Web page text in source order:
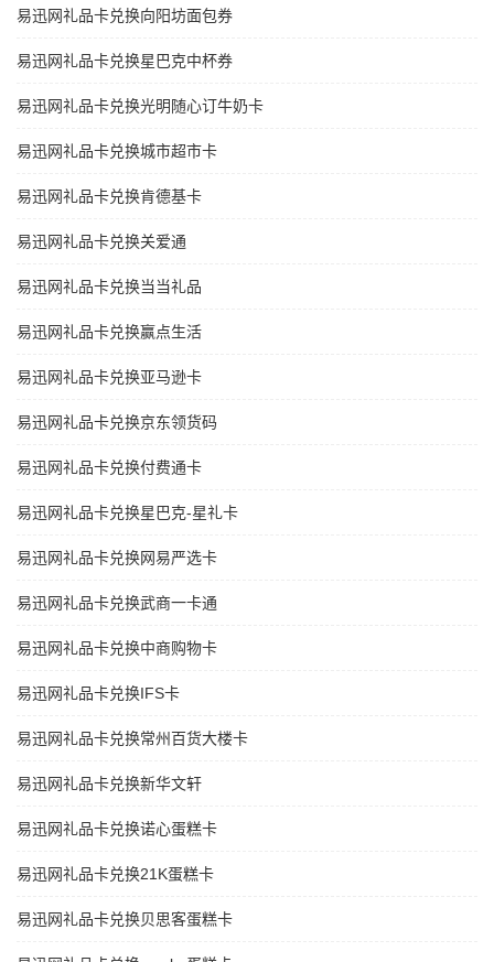
易迅网礼品卡兑换向阳坊面包券
易迅网礼品卡兑换星巴克中杯券
易迅网礼品卡兑换光明随心订牛奶卡
易迅网礼品卡兑换城市超市卡
易迅网礼品卡兑换肯德基卡
易迅网礼品卡兑换关爱通
易迅网礼品卡兑换当当礼品
易迅网礼品卡兑换赢点生活
易迅网礼品卡兑换亚马逊卡
易迅网礼品卡兑换京东领货码
易迅网礼品卡兑换付费通卡
易迅网礼品卡兑换星巴克-星礼卡
易迅网礼品卡兑换网易严选卡
易迅网礼品卡兑换武商一卡通
易迅网礼品卡兑换中商购物卡
易迅网礼品卡兑换IFS卡
易迅网礼品卡兑换常州百货大楼卡
易迅网礼品卡兑换新华文轩
易迅网礼品卡兑换诺心蛋糕卡
易迅网礼品卡兑换21K蛋糕卡
易迅网礼品卡兑换贝思客蛋糕卡